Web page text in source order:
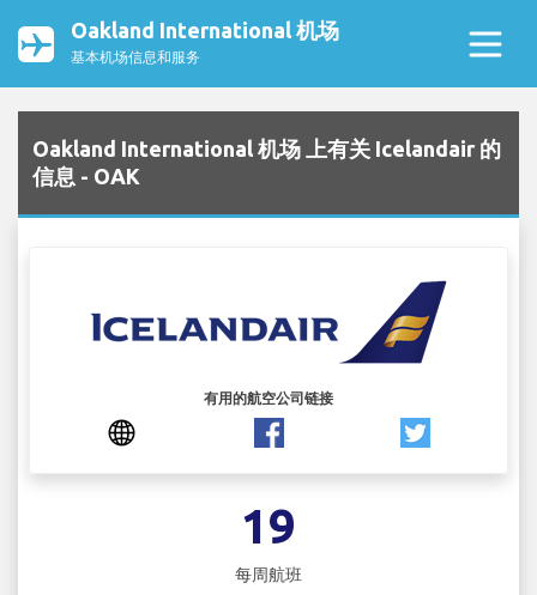
Oakland International 机场
基本机场信息和服务
Oakland International 机场 上有关 Icelandair 的
信息 - OAK
有用的航空公司链接
19
每周航班